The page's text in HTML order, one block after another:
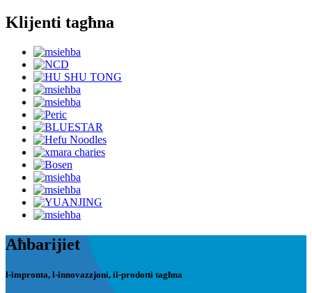
Klijenti tagħna
Aħbarijiet
l-impronta, l-innovazzjoni, il-prodotti tagħna